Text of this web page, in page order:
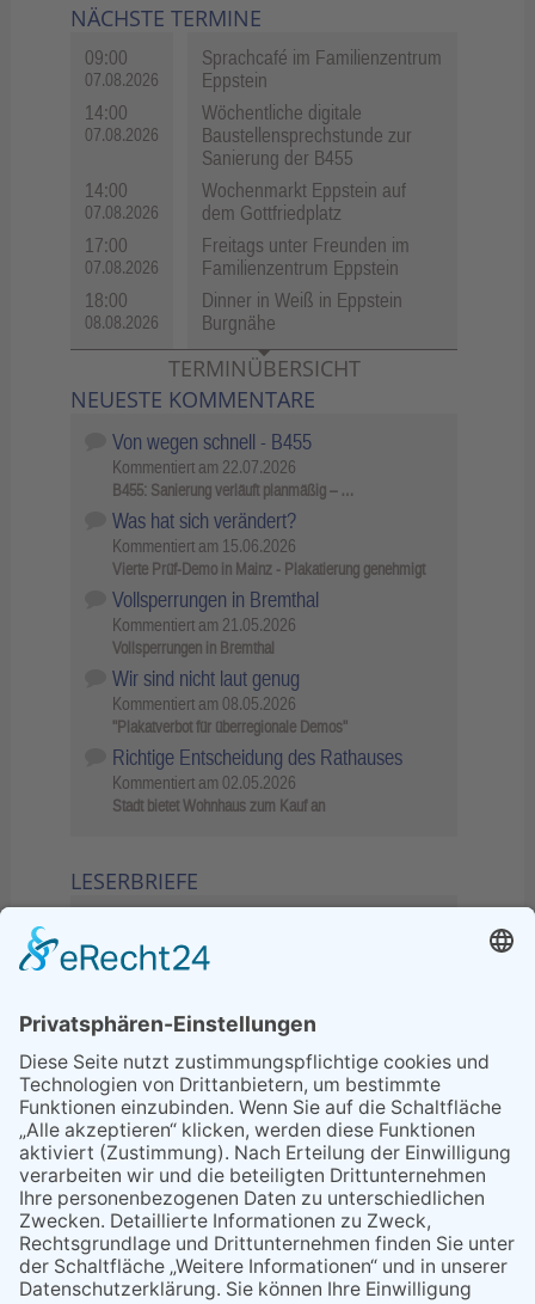
NÄCHSTE TERMINE
09:00
07.08.2026
Sprachcafé im Familienzentrum
Eppstein
14:00
07.08.2026
Wöchentliche digitale
Baustellensprechstunde zur
Sanierung der B455
14:00
07.08.2026
Wochenmarkt Eppstein auf
dem Gottfriedplatz
17:00
07.08.2026
Freitags unter Freunden im
Familienzentrum Eppstein
18:00
08.08.2026
Dinner in Weiß in Eppstein
Burgnähe
TERMINÜBERSICHT
NEUESTE KOMMENTARE
Von wegen schnell - B455
Kommentiert am 22.07.2026
B455: Sanierung verläuft planmäßig – …
Was hat sich verändert?
Kommentiert am 15.06.2026
Vierte Prüf-Demo in Mainz - Plakatierung genehmigt
Vollsperrungen in Bremthal
Kommentiert am 21.05.2026
Vollsperrungen in Bremthal
Wir sind nicht laut genug
Kommentiert am 08.05.2026
"Plakatverbot für überregionale Demos"
Richtige Entscheidung des Rathauses
Kommentiert am 02.05.2026
Stadt bietet Wohnhaus zum Kauf an
LESERBRIEFE
Sperrung B455: Kleiner
Grenzverkehr statt weite Wege
21.04.2026
Wenn Bahn-Computer nicht
miteinander kommunizieren
11.03.2026
"Plakatverbot für überregionale
Demos"
04.02.2026
Gelbe Tonne – Ein kleiner Blick
über den Tellerand
04.02.2026
Plastikersparnis durch Nutzung